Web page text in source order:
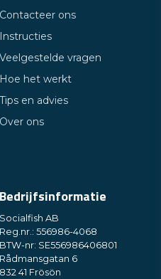
Contacteer ons
Instructies
Veelgestelde vragen
Hoe het werkt
Tips en advies
Over ons
Bedrijfsinformatie
Socialfish AB
Reg.nr.: 556986-4068
BTW-nr: SE556986406801
Rådmansgatan 6
832 41 Frösön